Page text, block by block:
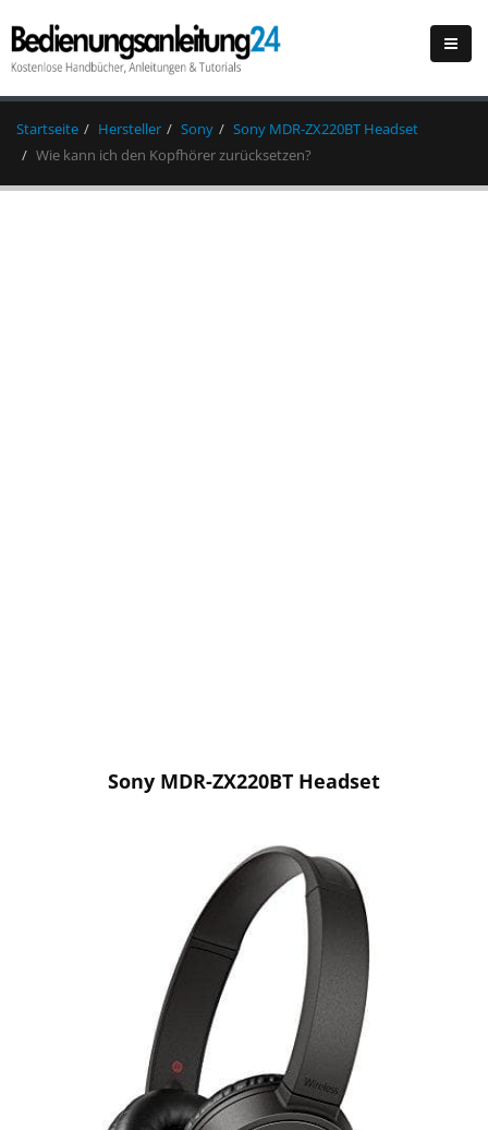
Startseite Hersteller Sony
Sony MDR-ZX220BT Headset
Wie kann ich den Kopfhörer zurücksetzen?
Sony MDR-ZX220BT Headset